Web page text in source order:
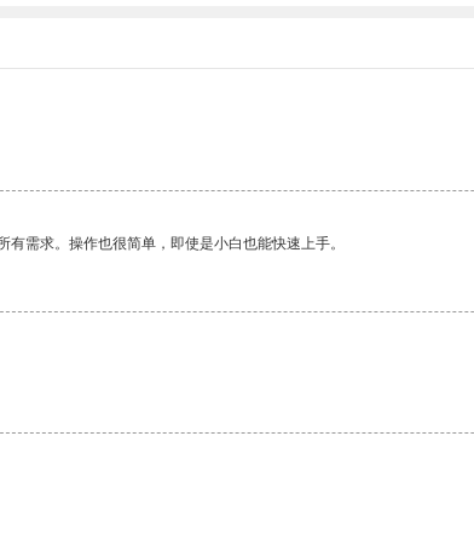
需求。操作也很简单，即使是小白也能快速上手。